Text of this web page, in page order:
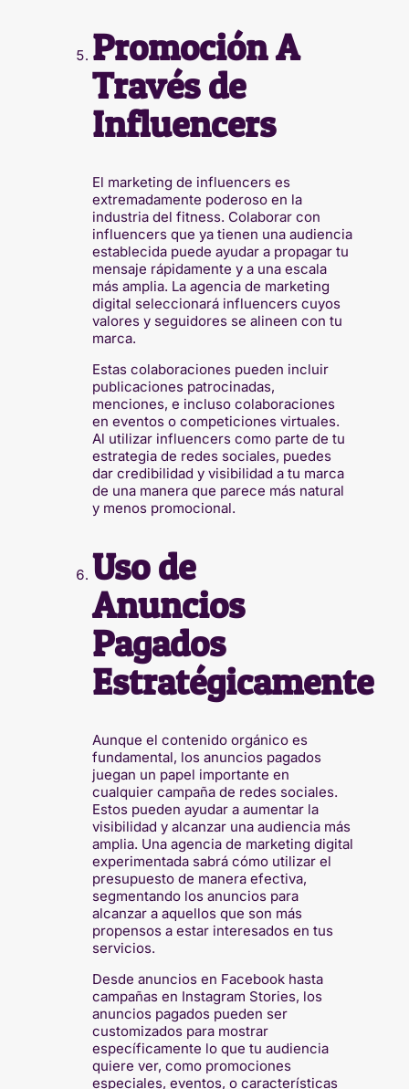
Promoción A
Través de
Influencers
El marketing de influencers es
extremadamente poderoso en la
industria del fitness. Colaborar con
influencers que ya tienen una audiencia
establecida puede ayudar a propagar tu
mensaje rápidamente y a una escala
más amplia. La agencia de marketing
digital seleccionará influencers cuyos
valores y seguidores se alineen con tu
marca.
Estas colaboraciones pueden incluir
publicaciones patrocinadas,
menciones, e incluso colaboraciones
en eventos o competiciones virtuales.
Al utilizar influencers como parte de tu
estrategia de redes sociales, puedes
dar credibilidad y visibilidad a tu marca
de una manera que parece más natural
y menos promocional.
Uso de
Anuncios
Pagados
Estratégicamente
Aunque el contenido orgánico es
fundamental, los anuncios pagados
juegan un papel importante en
cualquier campaña de redes sociales.
Estos pueden ayudar a aumentar la
visibilidad y alcanzar una audiencia más
amplia. Una agencia de marketing digital
experimentada sabrá cómo utilizar el
presupuesto de manera efectiva,
segmentando los anuncios para
alcanzar a aquellos que son más
propensos a estar interesados en tus
servicios.
Desde anuncios en Facebook hasta
campañas en Instagram Stories, los
anuncios pagados pueden ser
customizados para mostrar
específicamente lo que tu audiencia
quiere ver, como promociones
especiales, eventos, o características